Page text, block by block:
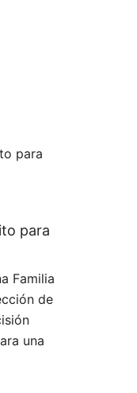
para
Familia
de
una